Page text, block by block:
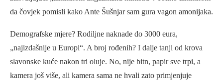
da čovjek pomisli kako Ante Šušnjar sam gura vagon amonijaka.
Demografske mjere? Rodiljne naknade do 3000 eura,
„najizdašnije u Europi“. A broj rođenih? I dalje tanji od krova
slavonske kuće nakon tri oluje. No, nije bitn, papir sve trpi, a
kamera još više, ali kamera sama ne hvali zato primjenjuje